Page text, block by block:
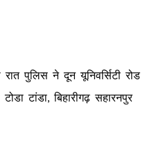
पुलिस ने दून यूनिवर्सिटी रोड
टांडा, बिहारीगढ़ सहारनपुर